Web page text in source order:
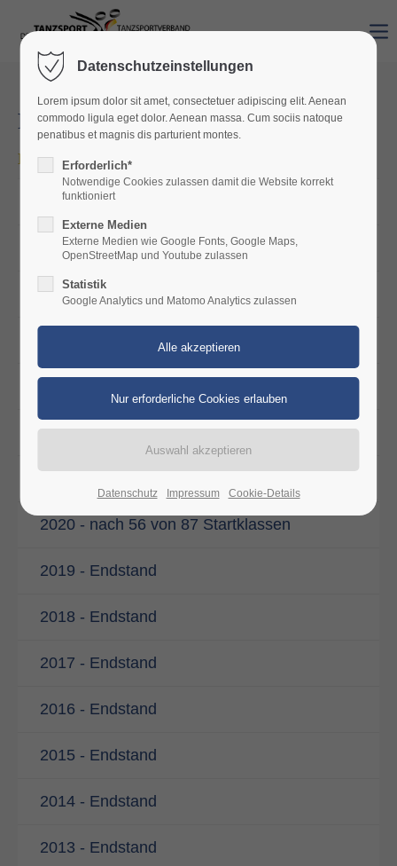
Ranglisten
Landesmeister
2026 Stand 15.02.2026
2025 Endstand
2024- Endstand
2022 - Endstand
2020 - nach 56 von 87 Startklassen
2019 - Endstand
2018 - Endstand
2017 - Endstand
2016 - Endstand
2015 - Endstand
2014 - Endstand
2013 - Endstand
Datenschutzeinstellungen
Lorem ipsum dolor sit amet, consectetuer adipiscing elit. Aenean
commodo ligula eget dolor. Aenean massa. Cum sociis natoque
penatibus et magnis dis parturient montes.
Erforderlich*
Notwendige Cookies zulassen damit die Website korrekt
funktioniert
Externe Medien
Externe Medien wie Google Fonts, Google Maps,
OpenStreetMap und Youtube zulassen
Statistik
Google Analytics und Matomo Analytics zulassen
Datenschutz Impressum Cookie-Details